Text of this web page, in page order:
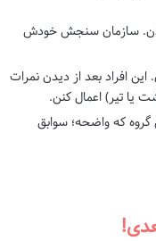
سازمان سنجش خودش
افراد بعد از دیدن نمرات
یا تیر) اعمال کنن.
که واضحه؛ سوابق